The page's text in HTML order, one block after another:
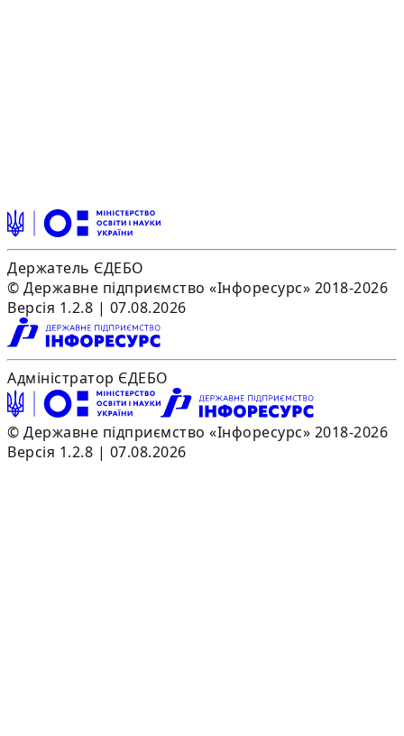
Держатель ЄДЕБО
© Державне підприємство «Інфоресурс» 2018-2026
Версія 1.2.8 | 07.08.2026
Адміністратор ЄДЕБО
© Державне підприємство «Інфоресурс» 2018-2026
Версія 1.2.8 | 07.08.2026